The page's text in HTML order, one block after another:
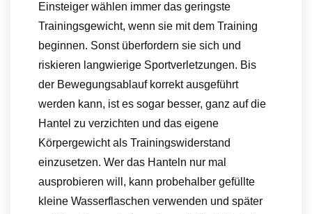
Einsteiger wählen immer das geringste
Trainingsgewicht, wenn sie mit dem Training
beginnen. Sonst überfordern sie sich und
riskieren langwierige Sportverletzungen. Bis
der Bewegungsablauf korrekt ausgeführt
werden kann, ist es sogar besser, ganz auf die
Hantel zu verzichten und das eigene
Körpergewicht als Trainingswiderstand
einzusetzen. Wer das Hanteln nur mal
ausprobieren will, kann probehalber gefüllte
kleine Wasserflaschen verwenden und später